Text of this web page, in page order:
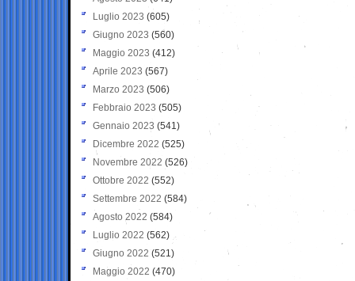
Luglio 2023 (605)
Giugno 2023 (560)
Maggio 2023 (412)
Aprile 2023 (567)
Marzo 2023 (506)
Febbraio 2023 (505)
Gennaio 2023 (541)
Dicembre 2022 (525)
Novembre 2022 (526)
Ottobre 2022 (552)
Settembre 2022 (584)
Agosto 2022 (584)
Luglio 2022 (562)
Giugno 2022 (521)
Maggio 2022 (470)